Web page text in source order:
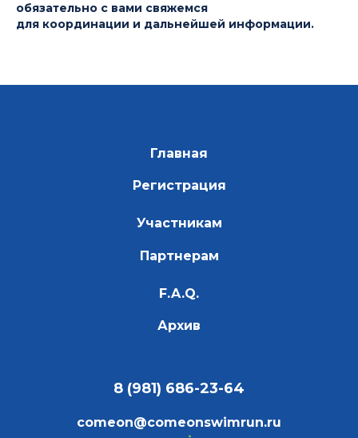
обязательно с вами свяжемся
для координации и дальнейшей информации.
Архив
F.A.Q.
Партнерам
Главная
Регистрация
Участникам
8 (981) 686-23-64
comeon@comeonswimrun.ru